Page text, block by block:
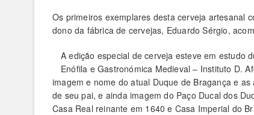
Os primeiros exemplares desta cerveja artesanal
dono da fábrica de cervejas, Eduardo Sérgio,
A edição especial de cerveja esteve em estudo
Enófila e Gastronómica Medieval – Instituto D.
imagem e nome do atual Duque de Bragança e
de seu pai, e ainda imagem do Paço Ducal dos
Casa Real reinante em 1640 e Casa Imperial do